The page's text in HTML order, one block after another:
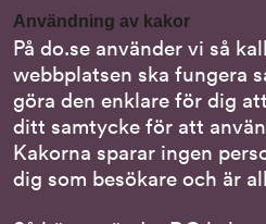
Användning av kakor
På do.se använder vi så
webbplatsen ska fungera
göra den enklare för dig
ditt samtycke för att
Kakorna sparar ingen
dig som besökare och är
Nationella
Om DO:s webbplats
Behandling av
Följ oss